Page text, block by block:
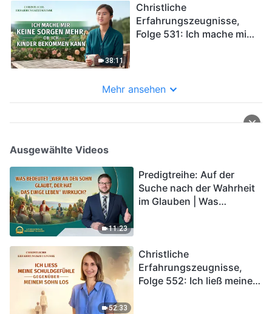
38:11
Christliche
Erfahrungszeugnisse,
Folge 531: Ich mache mir
Mehr ansehen
Ausgewählte Videos
11:23
Predigtreihe: Auf der
Suche nach der Wahrheit
im Glauben | Was
52:33
Christliche
Erfahrungszeugnisse,
Folge 552: Ich ließ meine